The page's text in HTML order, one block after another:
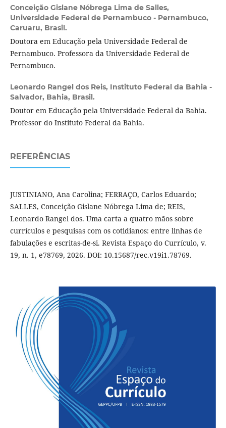
Conceição Gislane Nóbrega Lima de Salles,
Universidade Federal de Pernambuco - Pernambuco,
Caruaru, Brasil.
Doutora em Educação pela Universidade Federal de
Pernambuco. Professora da Universidade Federal de
Pernambuco.
Leonardo Rangel dos Reis, Instituto Federal da Bahia -
Salvador, Bahia, Brasil.
Doutor em Educação pela Universidade Federal da Bahia.
Professor do Instituto Federal da Bahia.
REFERÊNCIAS
JUSTINIANO, Ana Carolina; FERRAÇO, Carlos Eduardo;
SALLES, Conceição Gislane Nóbrega Lima de; REIS,
Leonardo Rangel dos. Uma carta a quatro mãos sobre
currículos e pesquisas com os cotidianos: entre linhas de
fabulações e escritas-de-si. Revista Espaço do Currículo, v.
19, n. 1, e78769, 2026. DOI: 10.15687/rec.v19i1.78769.